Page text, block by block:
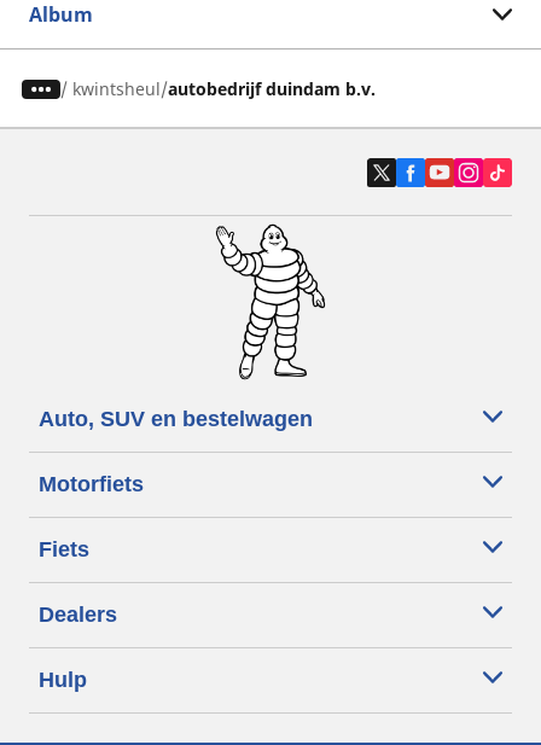
Album
/ kwintsheul autobedrijf duindam b.v.
Auto, SUV en bestelwagen
Motorfiets
Fiets
Dealers
Hulp